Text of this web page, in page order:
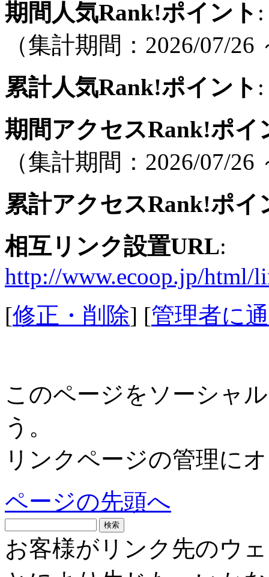
期間人気Rank!ポイント
（集計期間：2026/07/26
累計人気Rank!ポイント
期間アクセスRank!ポイ
（集計期間：2026/07/26
累計アクセスRank!ポイ
相互リンク設置URL:
http://www.ecoop.jp/html/
[修正・削除] [管理者に
このページをソーシャ
う。
リンクページの管理に
ページの先頭へ
お客様がリンク先のウ